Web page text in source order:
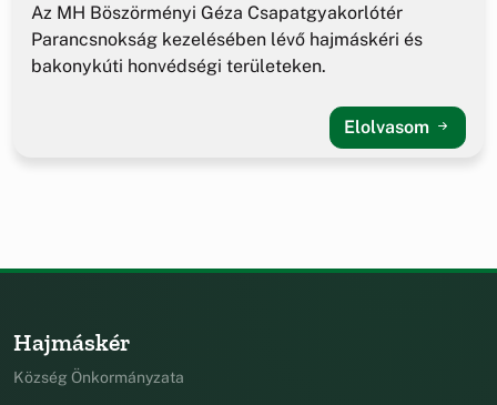
Az MH Böszörményi Géza Csapatgyakorlótér
Parancsnokság kezelésében lévő hajmáskéri és
bakonykúti honvédségi területeken.
Elolvasom
Hajmáskér
Község Önkormányzata